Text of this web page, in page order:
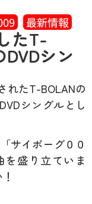
最新情報
たT-
シン
れたT-BOLANの
DVDシングルとし
サイボーグ００
を盛り立ていま